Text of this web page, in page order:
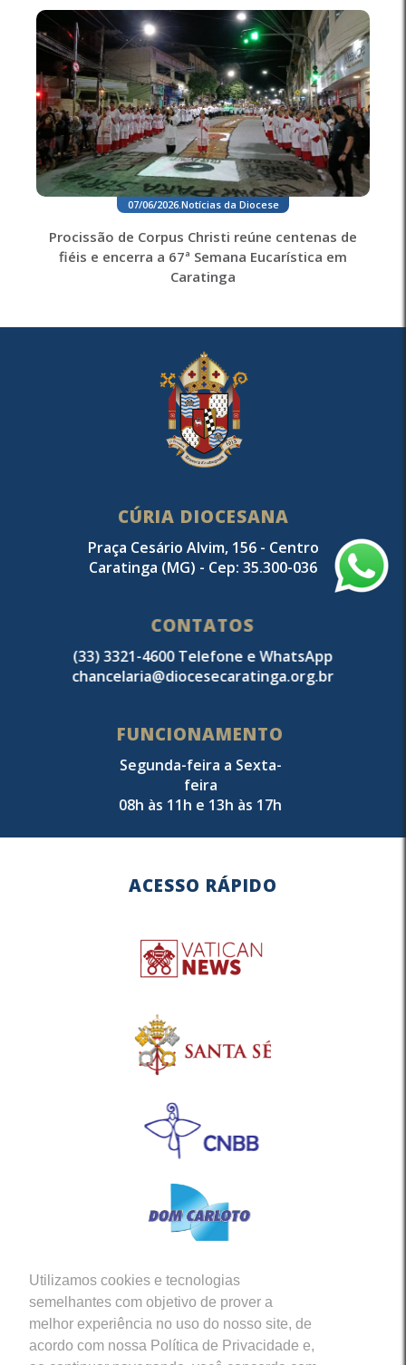
Utilizamos cookies e tecnologias
semelhantes com objetivo de prover a
melhor experiência no uso do nosso site, de
acordo com nossa Política de Privacidade e,
07/06/2026.Notícias da Diocese
Procissão de Corpus Christi reúne centenas de
fiéis e encerra a 67ª Semana Eucarística em
Caratinga
CÚRIA DIOCESANA
Praça Cesário Alvim, 156 - Centro
Caratinga (MG) - Cep: 35.300-036
CONTATOS
(33) 3321-4600 Telefone e WhatsApp
chancelaria@diocesecaratinga.org.br
FUNCIONAMENTO
Segunda-feira a Sexta-
feira
08h às 11h e 13h às 17h
ACESSO RÁPIDO
Siga-nos em nossas Redes Sociais